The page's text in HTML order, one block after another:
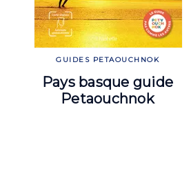
GUIDES PETAOUCHNOK
Pays basque guide
Petaouchnok